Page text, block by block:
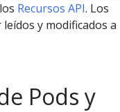
Recursos API. Los
y modificados a
Pods y